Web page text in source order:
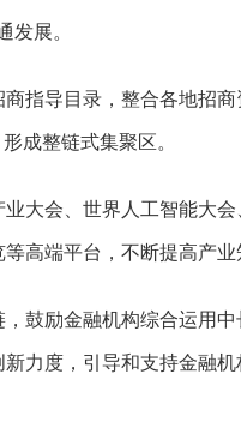
发展。
导目录，整合各地招
成整链式集聚区。
会、世界人工智能大
高端平台，不断提高产业
励金融机构综合运用
力度，引导和支持金融